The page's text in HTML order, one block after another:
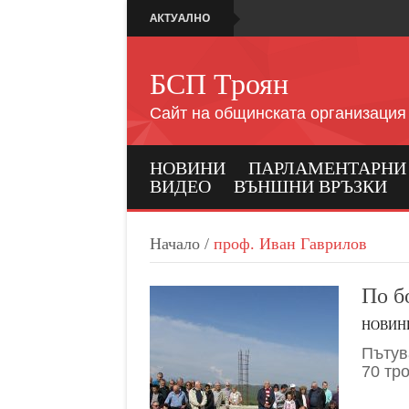
АКТУАЛНО
БСП Троян
Сайт на общинската организация
НОВИНИ ПАРЛАМЕНТАРНИ
ВИДЕО
ВЪНШНИ ВРЪЗКИ
Начало / проф. Иван Гаврилов
По
70